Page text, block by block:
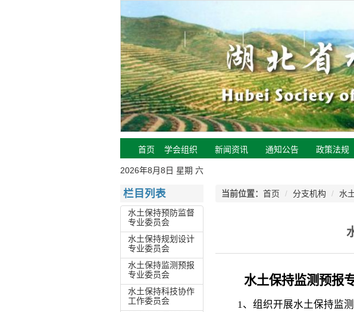
首页 学会组织 新闻资讯 通知公告 政策法规
2026年8月8日 星期 六
栏目列表
水土保持预防监督
专业委员会
水土保持规划设计
专业委员会
水土保持监测预报
专业委员会
水土保持科技协作
工作委员会
当前位置： 首页 / 分支机构 / 水
水土保持监测预报
1、组织开展水土保持监